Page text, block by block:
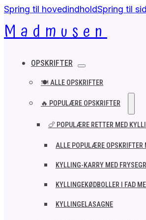
Spring til hovedindholdSpring til
Madmusen
OPSKRIFTER
🍽️ ALLE OPSKRIFTER
🔥 POPULÆRE OPSKRIFTER
🍗 POPULÆRE RETTER MED
ALLE POPULÆRE OPSKRIFTER
KYLLING-KARRY MED
KYLLINGEKØDBOLLER I FAD
KYLLINGELASAGNE